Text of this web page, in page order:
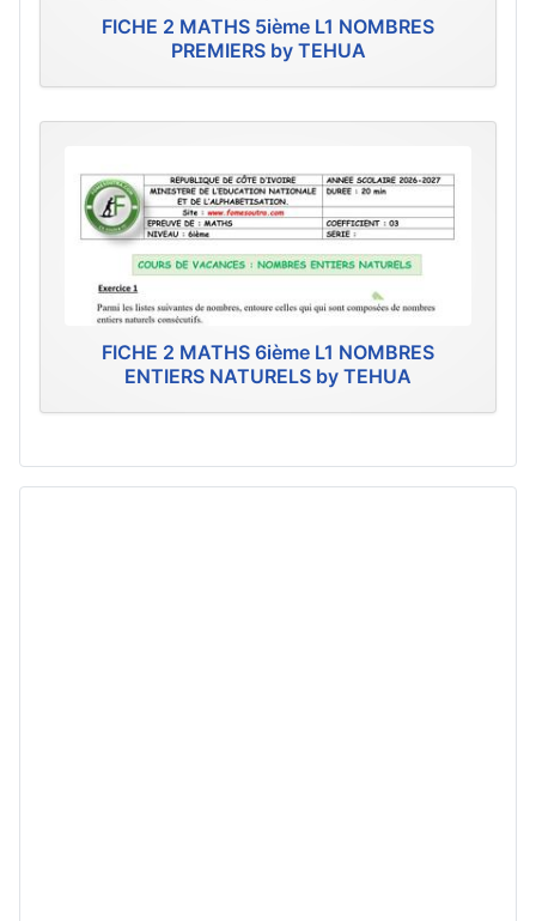
FICHE 2 MATHS 5ième L1 NOMBRES
PREMIERS by TEHUA
FICHE 2 MATHS 6ième L1 NOMBRES
ENTIERS NATURELS by TEHUA